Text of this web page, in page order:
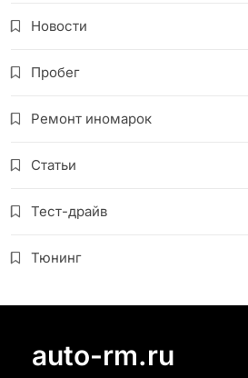
Новости
Пробег
Ремонт иномарок
Статьи
Тест-драйв
Тюнинг
auto-rm.ru